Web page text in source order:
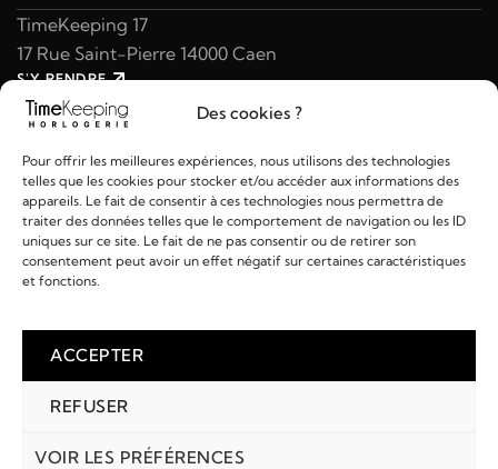
Des cookies ?
Pour offrir les meilleures expériences, nous utilisons des technologies
telles que les cookies pour stocker et/ou accéder aux informations des
appareils. Le fait de consentir à ces technologies nous permettra de
traiter des données telles que le comportement de navigation ou les ID
uniques sur ce site. Le fait de ne pas consentir ou de retirer son
consentement peut avoir un effet négatif sur certaines caractéristiques
et fonctions.
ACCEPTER
REFUSER
VOIR LES PRÉFÉRENCES
TimeKeeping 17
17 Rue Saint-Pierre 14000 Caen
S'Y RENDRE
02 31 47 49 97
contact@timekeeping.fr
Liens utiles
2026 © TIMEKEEPING - Réalisé par